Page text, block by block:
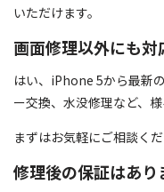
いただけます。
画面修理以外にも対
はい、iPhone 5から最新
ー交換、水没修理など、
まずはお気軽にご相談くだ
修理後の保証はあり